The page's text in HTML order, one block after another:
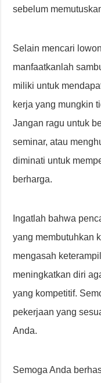
sebelum
Selain mencari
manfaatkanlah
miliki untuk
kerja yang mungkin
Jangan ragu untuk
seminar, atau
diminati untuk
berharga.
Ingatlah bahwa
yang membutuhkan
mengasah
meningkatkan diri
yang kompetitif.
pekerjaan yang
Anda.
Semoga Anda